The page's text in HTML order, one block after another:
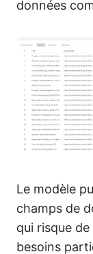
données
Le modèle
champs de
qui risque
besoins